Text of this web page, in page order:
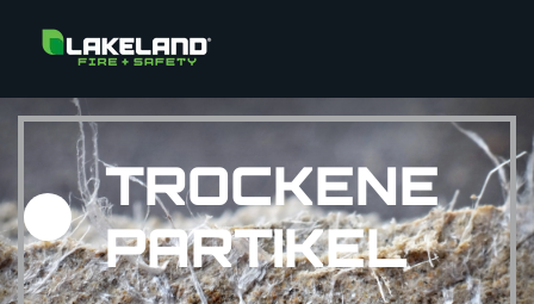
TROCKENE
PARTIKEL